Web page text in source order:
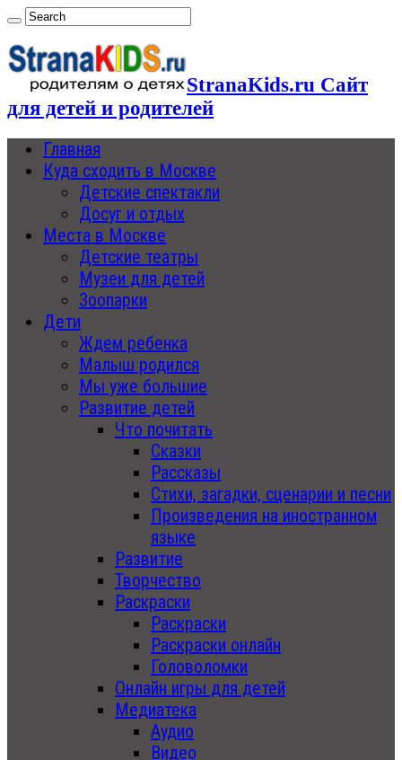
StranaKids.ru Сайт
для детей и родителей
Главная
Куда сходить в Москве
Детские спектакли
Досуг и отдых
Места в Москве
Детские театры
Музеи для детей
Зоопарки
Дети
Ждем ребенка
Малыш родился
Мы уже большие
Развитие детей
Что почитать
Сказки
Рассказы
Стихи, загадки, сценарии и песни
Произведения на иностранном
языке
Развитие
Творчество
Раскраски
Раскраски
Раскраски онлайн
Головоломки
Онлайн игры для детей
Медиатека
Аудио
Видео